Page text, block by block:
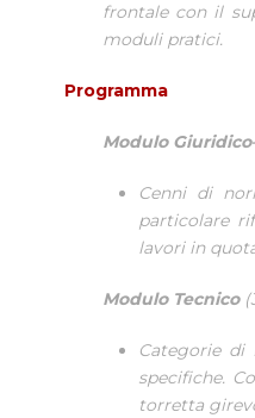
frontale con il
moduli pratici.
Programma
Modulo
Cenni di
particolare
lavori in
Modulo Tecnico
Categorie di
specifiche.
torretta